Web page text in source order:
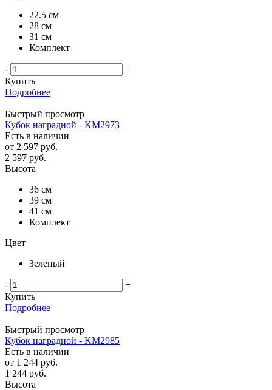
22.5 см
28 см
31 см
Комплект
-
+
Купить
Подробнее
Быстрый просмотр
Кубок наградной - KM2973
Есть в наличии
от 2 597 руб.
2 597 руб.
Высота
36 см
39 см
41 см
Комплект
Цвет
Зеленый
-
+
Купить
Подробнее
Быстрый просмотр
Кубок наградной - KM2985
Есть в наличии
от 1 244 руб.
1 244 руб.
Высота